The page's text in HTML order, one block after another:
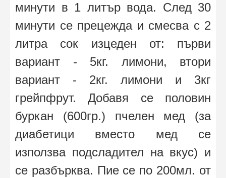
минути в 1 литър вода. След 30
минути се прецежда и смесва с 2
литра сок изцеден от: първи
вариант - 5кг. лимони, втори
вариант - 2кг. лимони и 3кг
грейпфрут. Добавя се половин
буркан (600гр.) пчелен мед (за
диабетици вместо мед се
използва подсладител на вкус) и
се разбърква. Пие се по 200мл. от